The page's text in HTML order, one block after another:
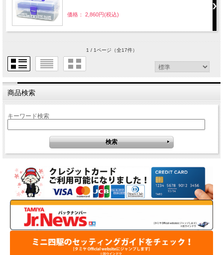
価格： 2,860円(税込)
1 / 1ページ（全17件）
商品検索
キーワード検索